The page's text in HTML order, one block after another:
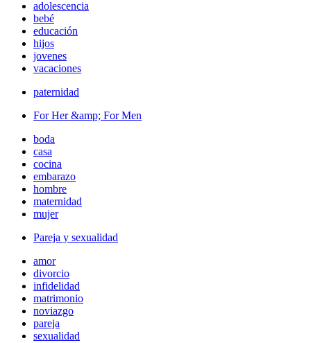
adolescencia
bebé
educación
hijos
jovenes
vacaciones
paternidad
For Her &amp; For Men
boda
casa
cocina
embarazo
hombre
maternidad
mujer
Pareja y sexualidad
amor
divorcio
infidelidad
matrimonio
noviazgo
pareja
sexualidad